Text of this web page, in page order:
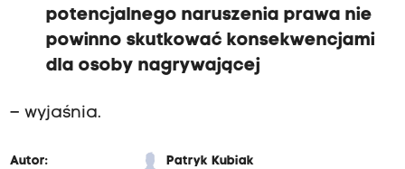
potencjalnego naruszenia prawa nie
powinno skutkować konsekwencjami
dla osoby nagrywającej
– wyjaśnia.
Autor: Patryk Kubiak